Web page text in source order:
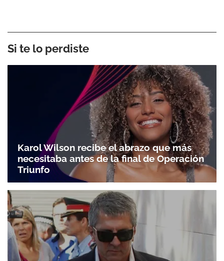
Si te lo perdiste
Karol Wilson recibe el abrazo que más
necesitaba antes de la final de Operación
Triunfo